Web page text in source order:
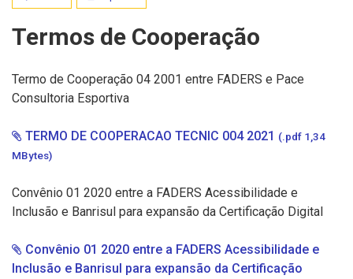
Termos de Cooperação
Termo de Cooperação 04 2001 entre FADERS e Pace
Consultoria Esportiva
TERMO DE COOPERACAO TECNIC 004 2021 (.pdf 1,34
MBytes)
Convênio 01 2020 entre a FADERS Acessibilidade e
Inclusão e Banrisul para expansão da Certificação Digital
Convênio 01 2020 entre a FADERS Acessibilidade e
Inclusão e Banrisul para expansão da Certificação